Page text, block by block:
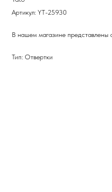
Артикул: YT-25930
В нашем магазине представлены
Тип: Отвертки